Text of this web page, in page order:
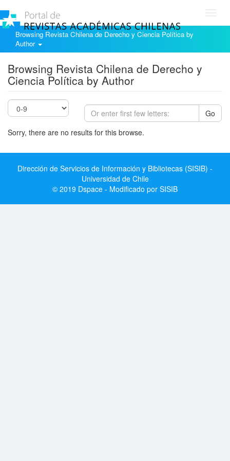
Browsing Revista Chilena de Derecho y Ciencia Política by
Author
Browsing Revista Chilena de Derecho y
Ciencia Política by Author
Go
Sorry, there are no results for this browse.
Dirección de Servicios de Información y Bibliotecas (SISIB) -
Universidad de Chile
© 2019 Dspace - Modificado por SISIB